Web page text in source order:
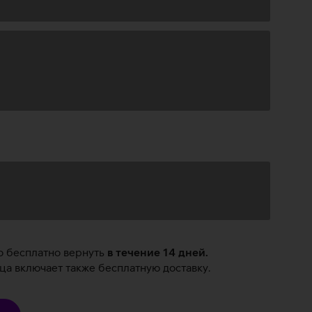
вернуть в течение 14 дней.
включает также бесплатную доставку.